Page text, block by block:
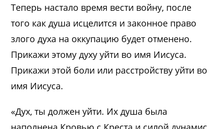
Теперь настало время вести войну, после
того как душа исцелится и законное право
злого духа на оккупацию будет отменено.
Прикажи этому духу уйти во имя Иисуса.
Прикажи этой боли или расстройству уйти во
имя Иисуса.
«Дух, ты должен уйти. Их душа была